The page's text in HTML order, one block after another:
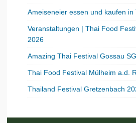
Ameiseneier essen und kaufen in
Veranstaltungen | Thai Food
2026
Amazing Thai Festival Gossau
Thai Food Festival Mülheim a.d.
Thailand Festival Gretzenbach